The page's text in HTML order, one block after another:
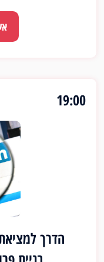
ההכנסה שלך
רשתות
וארגונים
19:00
הדרך